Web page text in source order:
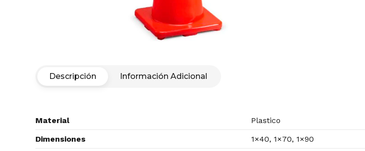
Descripción Información Adicional
Material
Plastico
Dimensiones
1×40, 1×70, 1×90